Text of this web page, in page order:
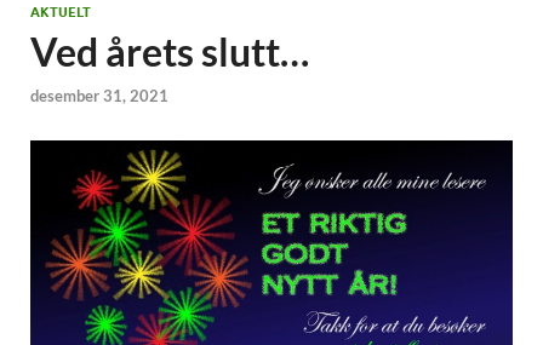
AKTUELT
Ved årets slutt…
desember 31, 2021